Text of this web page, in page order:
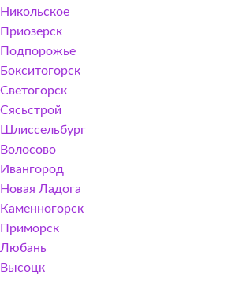
Никольское
Приозерск
Подпорожье
Бокситогорск
Светогорск
Сясьстрой
Шлиссельбург
Волосово
Ивангород
Новая Ладога
Каменногорск
Приморск
Любань
Высоцк